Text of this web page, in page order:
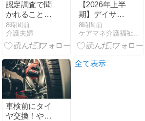
認定調査で聞
かれること一
覧｜家族が困
らない答え方
と準備メモ
8時間前
介護夫婦
【2026年上半
期】デイサー
ビス倒産が過
去最多を更
新！売上不振
レの限界｜訪
8時間前
車検前にタイ
ヤ交換！やっ
全て表示